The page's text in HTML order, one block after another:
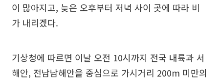
이 많아지고, 늦은 오후부터 저녁 사이 곳에 따라 비
가 내리겠다.
기상청에 따르면 이날 오전 10시까지 전국 내륙과 서
해안, 전남남해안을 중심으로 가시거리 200m 미만의